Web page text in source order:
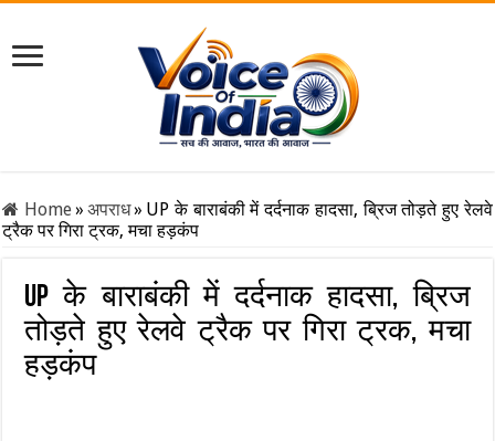
Home» अपराध» UP के बाराबंकी में दर्दनाक हादसा, ब्रिज तोड़ते हुए रेलवे
ट्रैक पर गिरा ट्रक, मचा हड़कंप
UP के बाराबंकी में दर्दनाक हादसा, ब्रिज
तोड़ते हुए रेलवे ट्रैक पर गिरा ट्रक, मचा
हड़कंप